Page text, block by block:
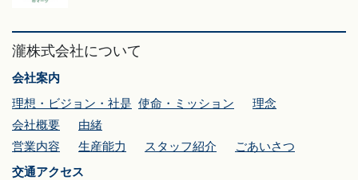
瀧株式会社について
会社案内
理想・ビジョン・社是 使命・ミッション
理念
会社概要
由緒
営業内容
生産能力 スタッフ紹介
ごあいさつ
交通アクセス